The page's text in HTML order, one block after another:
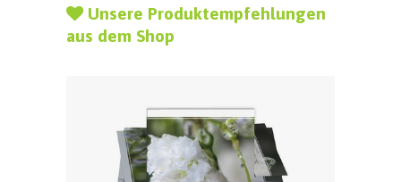
Unsere Produktempfehlungen
aus dem Shop